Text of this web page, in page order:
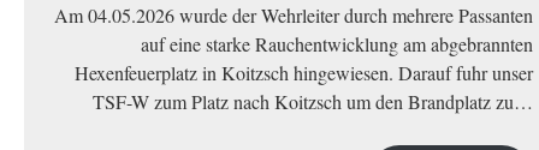
Am 04.05.2026 wurde der Wehrleiter durch mehrere Passanten
auf eine starke Rauchentwicklung am abgebrannten
Hexenfeuerplatz in Koitzsch hingewiesen. Darauf fuhr unser
TSF-W zum Platz nach Koitzsch um den Brandplatz zu…